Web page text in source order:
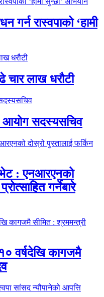
गर्न रास्वपाको ‘हामी
चार लाख धरौटी
आयोग सदस्यसचिव
भेट : एनआरएनको
गर्नेबारे
वर्षदेखि कागजमै